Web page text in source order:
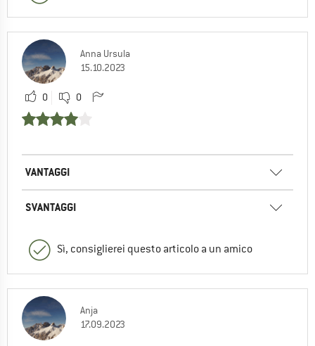
Anna Ursula
15.10.2023
0 0
VANTAGGI
SVANTAGGI
Sì, consiglierei questo articolo a un amico
Anja
17.09.2023